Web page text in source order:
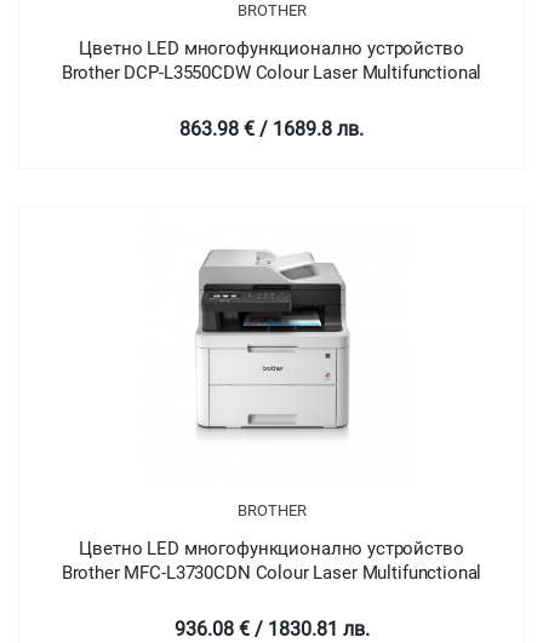
BROTHER
Цветно LED многофункционално устройство
Brother DCP-L3550CDW Colour Laser Multifunctional
863.98 € / 1689.8 лв.
BROTHER
Цветно LED многофункционално устройство
Brother MFC-L3730CDN Colour Laser Multifunctional
936.08 € / 1830.81 лв.